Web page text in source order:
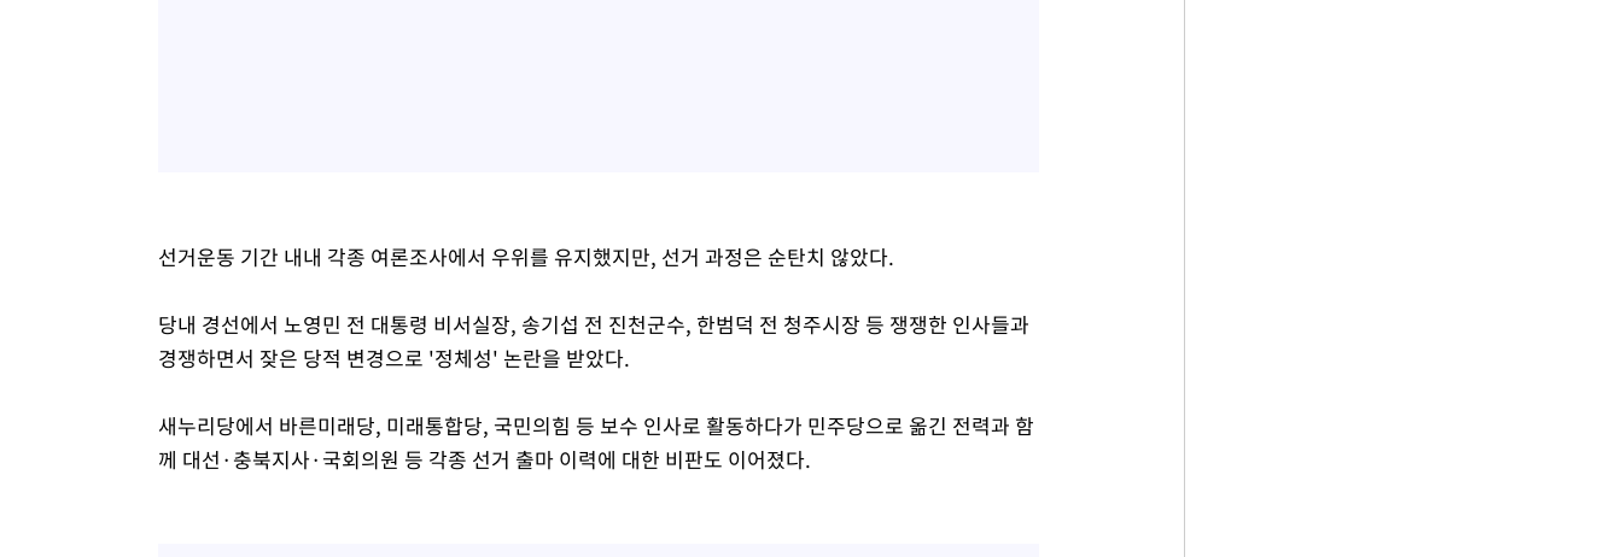
선거운동 기간 내내 각종 여론조사에서 우위를 유지했지만, 선거 과정은 순탄치 않았다.
당내 경선에서 노영민 전 대통령 비서실장, 송기섭 전 진천군수, 한범덕 전 청주시장 등 쟁쟁한 인사들과
경쟁하면서 잦은 당적 변경으로 '정체성' 논란을 받았다.
새누리당에서 바른미래당, 미래통합당, 국민의힘 등 보수 인사로 활동하다가 민주당으로 옮긴 전력과 함
께 대선·충북지사·국회의원 등 각종 선거 출마 이력에 대한 비판도 이어졌다.